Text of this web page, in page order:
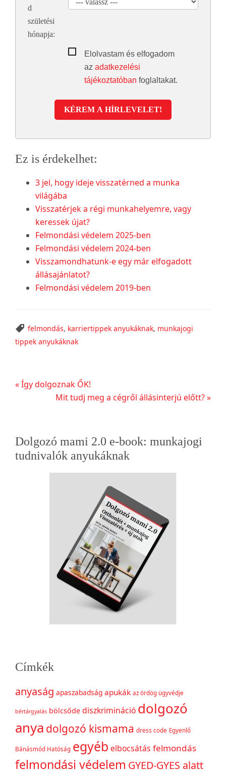
d
születési
hónapja:
Elolvastam és elfogadom
az adatkezelési
tájékoztatóban foglaltakat.
KÉREM A HÍRLEVELET!
Ez is érdekelhet:
3 jel, hogy ideje visszatérned a munka
világába
Visszatérjek a régi munkahelyemre, vagy
keressek újat?
Felmondási védelem 2025-ben
Felmondási védelem 2024-ben
Visszamondhatunk-e egy már elfogadott
állásajánlatot?
Felmondási védelem 2019-ben
felmondás, karriertippek anyukáknak, munkajogi
tippek anyukáknak
Előző
« Így dolgoznak ŐK!
Következő
Mit tudj meg a cégről állásinterjú előtt? »
Elsődleges
oldalsáv
Dolgozó mami 2.0 e-book: munkajogi
tudnivalók anyukáknak
Címkék
anyaság apaszabadság apukák az ördög ügyvédje
bértárgyalás bölcsőde diszkrimináció dolgozó
anya dolgozó kismama dress code Egyenlő
Bánásmód Hatóság egyéb elbocsátás felmondás
felmondási védelem GYED-GYES alatt